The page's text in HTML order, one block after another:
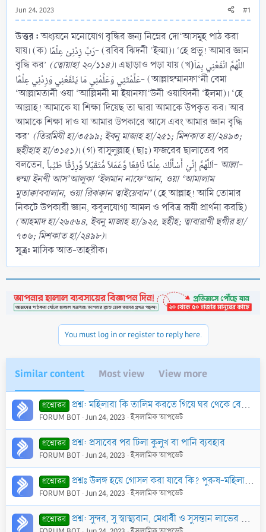
Jun 24, 2023 #1
উত্তর :অধ্যয়নে মনোযোগ বৃদ্ধির জন্য নিম্নের দো‘আসমূহ পাঠ করা
যায়। (ক) رَبِّ زِدْنِىْ عِلْمًا- (রবিব ঝিদনী ‘ইল্মা)। ‘হে প্রভু! আমার জ্ঞান
বৃদ্ধি কর’ (ত্বোয়াহা ২০/১১৪)। এছাড়াও পড়া যায় (খ)َاللَّهُمَّ انْفَعْنِي بِمَا
عَلَّمْتَنِي وَعَلِّمْنِي مَا يَنْفَعُنِي وَزِدْنِي عِلْمًا- (আল্লাহুম্মানফা‘নী বেমা
‘আল্লামতানী ওয়া ‘আল্লিমনী মা ইয়ানফা‘উনী ওয়াযিদনী ‘ইলমা)। ‘হে
আল্লাহ! আমাকে যা শিক্ষা দিয়েছ তা দ্বারা আমাকে উপকৃত কর। আর
আমাকে শিক্ষা দাও যা আমার উপকারে আসে এবং আমার জ্ঞান বৃদ্ধি
কর’ (তিরমিযী হা/৩৫৯৯; ইবনু মাজাহ হা/২৫১; মিশকাত হা/২৪৯৩;
ছহীহাহ হা/৩১৫১)। (গ) রাসূলুল্লাহ (ছাঃ) ফজরের ছালাতের পর
বলতেন, اَللَّهُمَّ إِنِّيْ أَسْأَلُكَ عِلْمًا نَّافِعًا وَّعَمَلاً مُّتَقَبَّلاً وَّرِزْقًا طَيِّباً- আল্লা-
হুম্মা ইনণী আস’আলুকা ‘ইলমান নাফে‘আন, ওয়া ‘আমালাম
মুতাক্বাববালান, ওয়া রিঝক্বান ত্বাইয়েবান’(হে আল্লাহ! আমি তোমার
নিকটে উপকারী জ্ঞান, কবুলযোগ্য আমল ও পবিত্র রূযী প্রার্থনা করছি)
(আহমাদ হা/২৬৫৬৪, ইবনু মাজাহ হা/৯২৫, ছহীহ; ত্বাবারাণী ছগীর হা/
৭৩৬; মিশকাত হা/২৪৯৮)।
সূত্র:মাসিক আত-তাহরীক।
You must log in or register to reply here.
Similar content Most view View more
প্রশ্নোত্তর প্রশ্ন: মহিলারা কি তালিম করতে গিয়ে ঘর থেকে বের হতে পারবে ? তারা কিভাবে দ্বীন প্রচার করবে ?
FORUM BOT Jun 24, 2023 ইসলামিক আপডেট
প্রশ্নোত্তর প্রশ্ন: প্রসাবের পর ঢিলা কুলুখ বা পানি ব্যবহার
FORUM BOT Jun 24, 2023 ইসলামিক আপডেট
প্রশ্নোত্তর প্রশ্নঃ উলঙ্গ হয়ে গোসল করা যাবে কি? পুরুষ-মহিলা উলঙ্গ গোসলের ক্ষেত্রে ইসলাম কি বলে?
FORUM BOT Jun 24, 2023 ইসলামিক আপডেট
প্রশ্নোত্তর প্রশ্ন: সুন্দর, সু স্বাস্থ্যবান, মেধাবী ও সুসন্তান লাভের উদ্দেশ্যে গর্ভাবস্থায় কুরআনের বিশেষ বিশেষ সূরা পড়ার আমল কি?